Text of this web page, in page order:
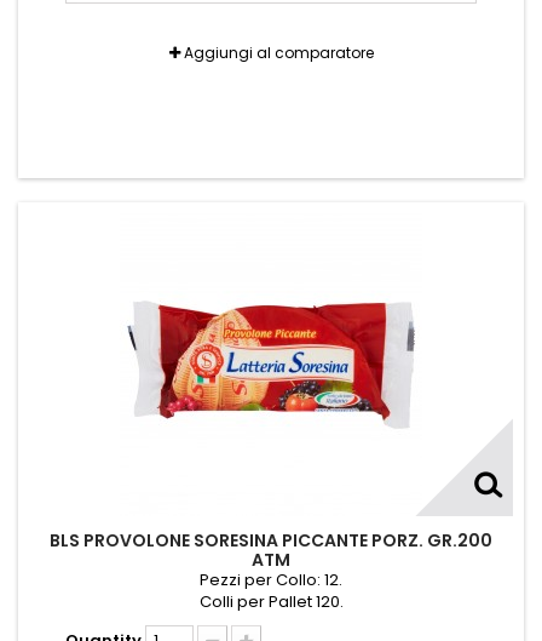
Aggiungi al comparatore
BLS PROVOLONE SORESINA PICCANTE PORZ. GR.200
ATM
Pezzi per Collo: 12.
Colli per Pallet 120.